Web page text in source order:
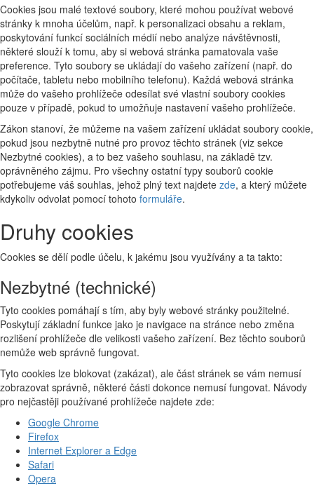
Cookies jsou malé textové soubory, které mohou používat webové
stránky k mnoha účelům, např. k personalizaci obsahu a reklam,
poskytování funkcí sociálních médií nebo analýze návštěvnosti,
některé slouží k tomu, aby si webová stránka pamatovala vaše
preference. Tyto soubory se ukládají do vašeho zařízení (např. do
počítače, tabletu nebo mobilního telefonu). Každá webová stránka
může do vašeho prohlížeče odesílat své vlastní soubory cookies
pouze v případě, pokud to umožňuje nastavení vašeho prohlížeče.
Zákon stanoví, že můžeme na vašem zařízení ukládat soubory cookie,
pokud jsou nezbytně nutné pro provoz těchto stránek (viz sekce
Nezbytné cookies), a to bez vašeho souhlasu, na základě tzv.
oprávněného zájmu. Pro všechny ostatní typy souborů cookie
potřebujeme váš souhlas, jehož plný text najdete zde, a který můžete
kdykoliv odvolat pomocí tohoto formuláře.
Druhy cookies
Cookies se dělí podle účelu, k jakému jsou využívány a ta takto:
Nezbytné (technické)
Tyto cookies pomáhají s tím, aby byly webové stránky použitelné.
Poskytují základní funkce jako je navigace na stránce nebo změna
rozlišení prohlížeče dle velikosti vašeho zařízení. Bez těchto souborů
nemůže web správně fungovat.
Tyto cookies lze blokovat (zakázat), ale část stránek se vám nemusí
zobrazovat správně, některé části dokonce nemusí fungovat. Návody
pro nejčastěji používané prohlížeče najdete zde:
Google Chrome
Firefox
Internet Explorer a Edge
Safari
Opera